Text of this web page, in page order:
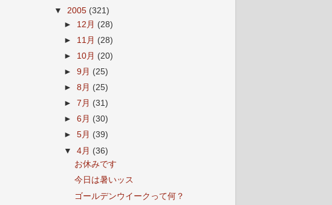
▼ 2005 (321)
► 12月 (28)
► 11月 (28)
► 10月 (20)
►9月 (25)
►8月 (25)
►7月 (31)
►6月 (30)
►5月 (39)
▼4月 (36)
お休みです
今日は暑いッス
ゴールデンウイークって何？